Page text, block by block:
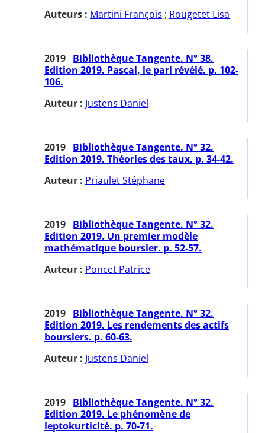
Auteurs : Martini François ; Rougetet Lisa
2019 Bibliothèque Tangente. N° 38.
Edition 2019. Pascal, le pari révélé. p. 102-
106.
Auteur : Justens Daniel
2019 Bibliothèque Tangente. N° 32.
Edition 2019. Théories des taux. p. 34-42.
Auteur : Priaulet Stéphane
2019 Bibliothèque Tangente. N° 32.
Edition 2019. Un premier modèle
mathématique boursier. p. 52-57.
Auteur : Poncet Patrice
2019 Bibliothèque Tangente. N° 32.
Edition 2019. Les rendements des actifs
boursiers. p. 60-63.
Auteur : Justens Daniel
2019 Bibliothèque Tangente. N° 32.
Edition 2019. Le phénomène de
leptokurticité. p. 70-71.